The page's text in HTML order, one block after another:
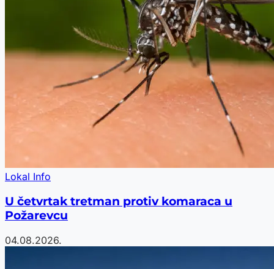
Lokal Info
U četvrtak tretman protiv komaraca u
Požarevcu
04.08.2026.